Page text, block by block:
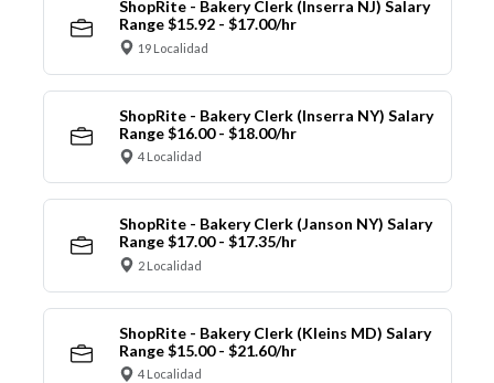
ShopRite - Bakery Clerk (Inserra NJ) Salary
Range $15.92 - $17.00/hr
19 Localidad
ShopRite - Bakery Clerk (Inserra NY) Salary
Range $16.00 - $18.00/hr
4 Localidad
ShopRite - Bakery Clerk (Janson NY) Salary
Range $17.00 - $17.35/hr
2 Localidad
ShopRite - Bakery Clerk (Kleins MD) Salary
Range $15.00 - $21.60/hr
4 Localidad